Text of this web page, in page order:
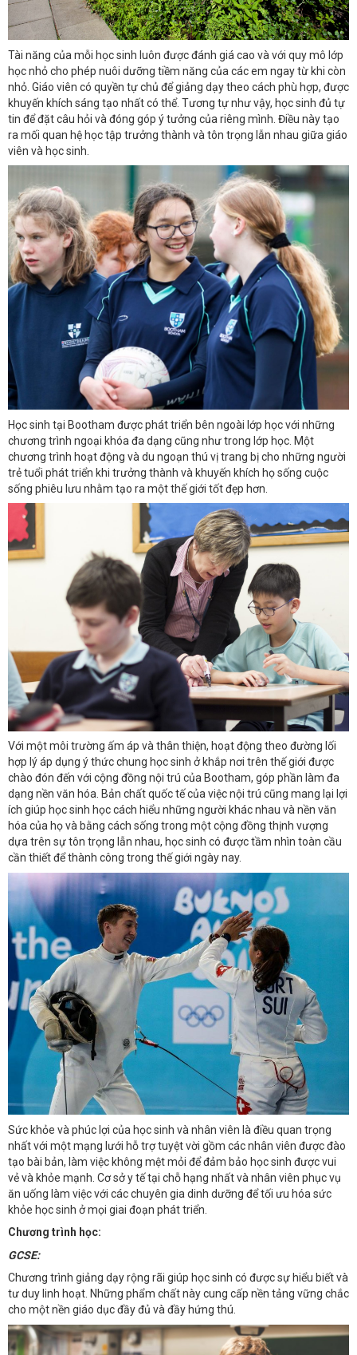
Tài năng của mỗi học sinh luôn được đánh giá cao và với quy mô lớp
học nhỏ cho phép nuôi dưỡng tiềm năng của các em ngay từ khi còn
nhỏ. Giáo viên có quyền tự chủ để giảng dạy theo cách phù hợp, được
khuyến khích sáng tạo nhất có thể. Tương tự như vậy, học sinh đủ tự
tin để đặt câu hỏi và đóng góp ý tưởng của riêng mình. Điều này tạo
ra mối quan hệ học tập trưởng thành và tôn trọng lẫn nhau giữa giáo
viên và học sinh.
Học sinh tại Bootham được phát triển bên ngoài lớp học với những
chương trình ngoại khóa đa dạng cũng như trong lớp học. Một
chương trình hoạt động và du ngoạn thú vị trang bị cho những người
trẻ tuổi phát triển khi trưởng thành và khuyến khích họ sống cuộc
sống phiêu lưu nhằm tạo ra một thế giới tốt đẹp hơn.
Với một môi trường ấm áp và thân thiện, hoạt động theo đường lối
hợp lý áp dụng ý thức chung học sinh ở khắp nơi trên thế giới được
chào đón đến với cộng đồng nội trú của Bootham, góp phần làm đa
dạng nền văn hóa. Bản chất quốc tế của việc nội trú cũng mang lại lợi
ích giúp học sinh học cách hiểu những người khác nhau và nền văn
hóa của họ và bằng cách sống trong một cộng đồng thịnh vượng
dựa trên sự tôn trọng lẫn nhau, học sinh có được tầm nhìn toàn cầu
cần thiết để thành công trong thế giới ngày nay.
Sức khỏe và phúc lợi của học sinh và nhân viên là điều quan trọng
nhất với một mạng lưới hỗ trợ tuyệt vời gồm các nhân viên được đào
tạo bài bản, làm việc không mệt mỏi để đảm bảo học sinh được vui
vẻ và khỏe mạnh. Cơ sở y tế tại chỗ hạng nhất và nhân viên phục vụ
ăn uống làm việc với các chuyên gia dinh dưỡng để tối ưu hóa sức
khỏe học sinh ở mọi giai đoạn phát triển.
Chương trình học:
GCSE:
Chương trình giảng dạy rộng rãi giúp học sinh có được sự hiểu biết và
tư duy linh hoạt. Những phẩm chất này cung cấp nền tảng vững chắc
cho một nền giáo dục đầy đủ và đầy hứng thú.